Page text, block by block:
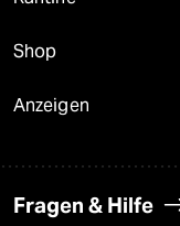
Shop
Anzeigen
Fragen & Hilfe